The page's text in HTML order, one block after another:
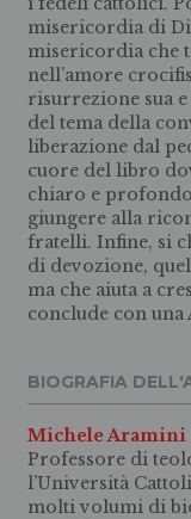
misericordia di
misericordia che
nell’amore
risurrezione sua
del tema della
liberazione dal
cuore del libro
chiaro e
giungere alla
fratelli. Infine, si
di devozione,
ma che aiuta a
conclude con una
BIOGRAFIA
Michele Aramini
Professore di
l’Università
molti volumi di